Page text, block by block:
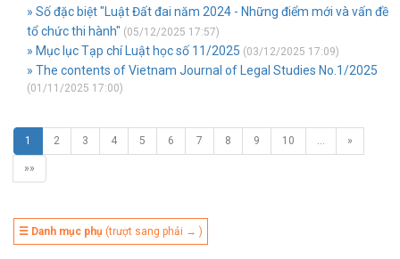
» Số đặc biệt "Luật Đất đai năm 2024 - Những điểm mới và vấn đề
tổ chức thi hành" (05/12/2025 17:57)
» Mục lục Tạp chí Luật học số 11/2025 (03/12/2025 17:09)
» The contents of Vietnam Journal of Legal Studies No.1/2025
(01/11/2025 17:00)
1 2 3 4 5 6 7 8 9 10 … »
»»
☰ Danh mục phụ (trượt sang phải → )